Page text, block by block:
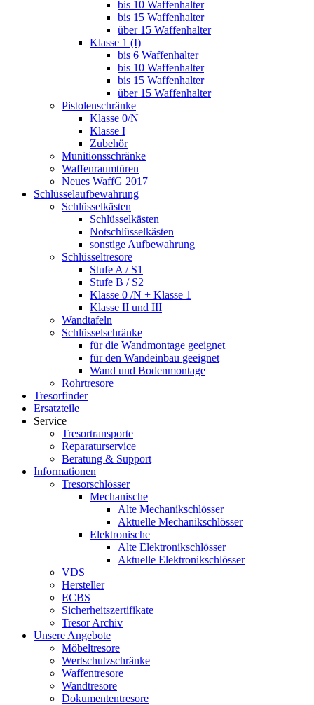
bis 10 Waffenhalter
bis 15 Waffenhalter
über 15 Waffenhalter
Klasse 1 (I)
bis 6 Waffenhalter
bis 10 Waffenhalter
bis 15 Waffenhalter
über 15 Waffenhalter
Pistolenschränke
Klasse 0/N
Klasse I
Zubehör
Munitionsschränke
Waffenraumtüren
Neues WaffG 2017
Schlüsselaufbewahrung
Schlüsselkästen
Schlüsselkästen
Notschlüsselkästen
sonstige Aufbewahrung
Schlüsseltresore
Stufe A / S1
Stufe B / S2
Klasse 0 /N + Klasse 1
Klasse II und III
Wandtafeln
Schlüsselschränke
für die Wandmontage geeignet
für den Wandeinbau geeignet
Wand und Bodenmontage
Rohrtresore
Tresorfinder
Ersatzteile
Service
Tresortransporte
Reparaturservice
Beratung & Support
Informationen
Tresorschlösser
Mechanische
Alte Mechanikschlösser
Aktuelle Mechanikschlösser
Elektronische
Alte Elektronikschlösser
Aktuelle Elektronikschlösser
VDS
Hersteller
ECBS
Sicherheitszertifikate
Tresor Archiv
Unsere Angebote
Möbeltresore
Wertschutzschränke
Waffentresore
Wandtresore
Dokumententresore